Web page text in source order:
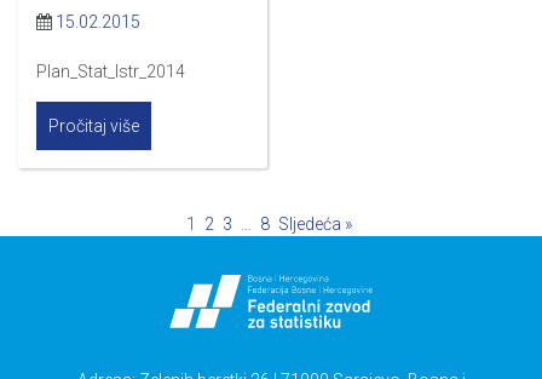
15.02.2015
Plan_Stat_Istr_2014
Pročitaj više
1 2 3 8 Sljedeća »